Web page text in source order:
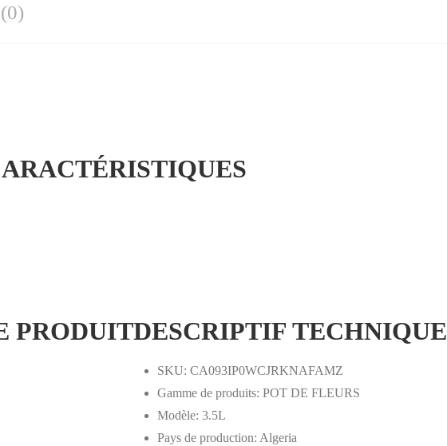
PRODUITDESCRIPTIF TECHNIQUE
SKU: CA093IP0WCJRKNAFAMZ
Gamme de produits: POT DE FLEURS
Modèle: 3.5L
Pays de production: Algeria